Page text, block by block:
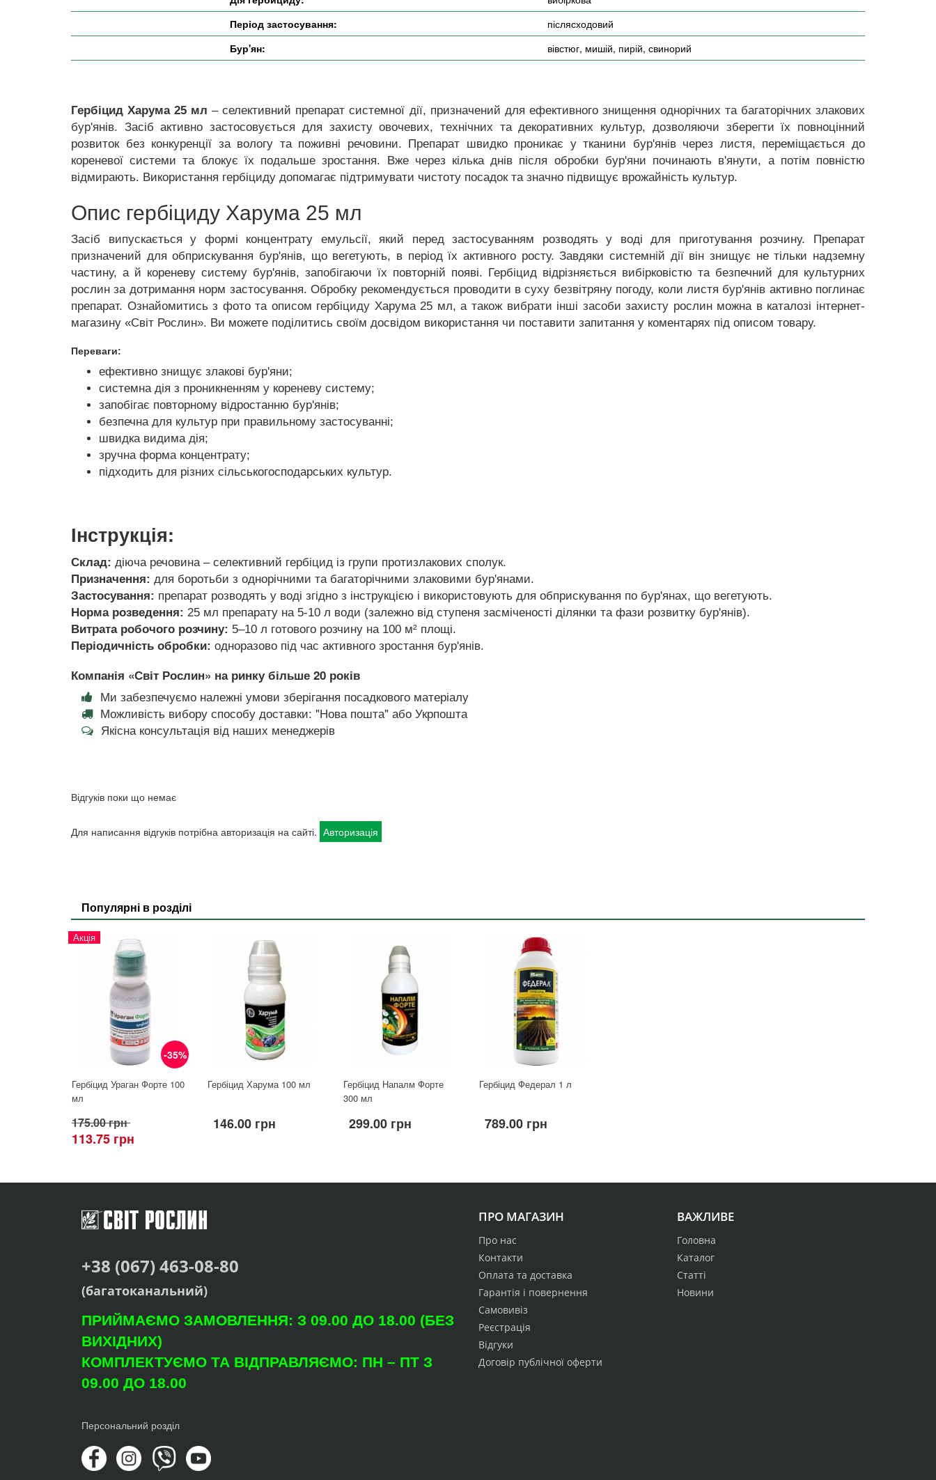
Період застосування:
післясходовий
Бур'ян:
вівстюг, мишій, пирій, свинорий
Гербіцид Харума 25 мл – селективний препарат системної дії, призначений для ефективного знищення однорічних та багаторічних злакових
бур'янів. Засіб активно застосовується для захисту овочевих, технічних та декоративних культур, дозволяючи зберегти їх повноцінний
розвиток без конкуренції за вологу та поживні речовини. Препарат швидко проникає у тканини бур'янів через листя, переміщається до
кореневої системи та блокує їх подальше зростання. Вже через кілька днів після обробки бур'яни починають в'янути, а потім повністю
відмирають. Використання гербіциду допомагає підтримувати чистоту посадок та значно підвищує врожайність культур.
Опис гербіциду Харума 25 мл
Засіб випускається у формі концентрату емульсії, який перед застосуванням розводять у воді для приготування розчину. Препарат
призначений для обприскування бур'янів, що вегетують, в період їх активного росту. Завдяки системній дії він знищує не тільки надземну
частину, а й кореневу систему бур'янів, запобігаючи їх повторній появі. Гербіцид відрізняється вибірковістю та безпечний для культурних
рослин за дотримання норм застосування. Обробку рекомендується проводити в суху безвітряну погоду, коли листя бур'янів активно поглинає
препарат. Ознайомитись з фото та описом гербіциду Харума 25 мл, а також вибрати інші засоби захисту рослин можна в каталозі інтернет-
магазину «Світ Рослин». Ви можете поділитись своїм досвідом використання чи поставити запитання у коментарях під описом товару.
Переваги:
ефективно знищує злакові бур'яни;
системна дія з проникненням у кореневу систему;
запобігає повторному відростанню бур'янів;
безпечна для культур при правильному застосуванні;
швидка видима дія;
зручна форма концентрату;
підходить для різних сільськогосподарських культур.
Інструкція:
Склад: діюча речовина – селективний гербіцид із групи протизлакових сполук.
Призначення: для боротьби з однорічними та багаторічними злаковими бур'янами.
Застосування: препарат розводять у воді згідно з інструкцією і використовують для обприскування по бур'янах, що вегетують.
Норма розведення: 25 мл препарату на 5-10 л води (залежно від ступеня засміченості ділянки та фази розвитку бур'янів).
Витрата робочого розчину: 5–10 л готового розчину на 100 м² площі.
Періодичність обробки: одноразово під час активного зростання бур'янів.
Компанія «Світ Рослин» на ринку більше 20 років
Ми забезпечуємо належні умови зберігання посадкового матеріалу
Можливість вибору способу доставки: "Нова пошта" або Укрпошта
Якісна консультація від наших менеджерів
Відгуків поки що немає
Для написання відгуків потрібна авторизація на сайті. Авторизація
Популярні в розділі
-35%
Акція
Гербіцид Ураган Форте 100
мл
175.00 грн
113.75 грн
Гербіцид Харума 100 мл
146.00 грн
Гербіцид Напалм Форте
300 мл
299.00 грн
Гербіцид Федерал 1 л
789.00 грн
ПРО МАГАЗИН
Про нас
Контакти
Оплата та доставка
Гарантія і повернення
Самовивіз
Реєстрація
Відгуки
Договір публічної оферти
ВАЖЛИВЕ
Головна
Каталог
Статті
Новини
+38 (067) 463-08-80
(багатоканальний)
ПРИЙМАЄМО ЗАМОВЛЕННЯ: З 09.00 ДО 18.00 (БЕЗ
ВИХІДНИХ)
КОМПЛЕКТУЄМО ТА ВІДПРАВЛЯЄМО: ПН – ПТ З
09.00 ДО 18.00
Персональний розділ